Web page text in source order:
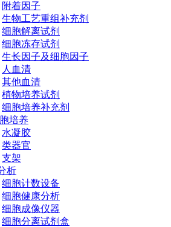
附着因子
生物工艺重组补充剂
细胞解离试剂
细胞冻存试剂
生长因子及细胞因子
人血清
其他血清
植物培养试剂
细胞培养补充剂
培养
水凝胶
类器官
支架
析
细胞计数设备
细胞健康分析
细胞成像仪器
细胞分离试剂盒